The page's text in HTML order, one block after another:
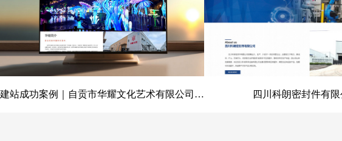
建站成功案例｜自贡市华耀文化艺术有限公司官网定制开发项目 四川科朗密封件有限